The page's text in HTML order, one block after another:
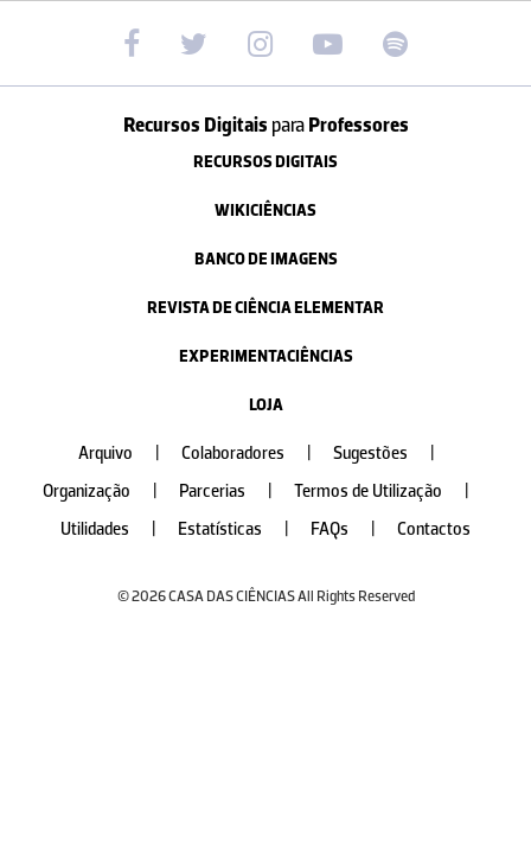
Recursos Digitais paraProfessores
RECURSOS DIGITAIS
WIKICIÊNCIAS
BANCO DE IMAGENS
REVISTA DE CIÊNCIA ELEMENTAR
EXPERIMENTACIÊNCIAS
LOJA
Arquivo Colaboradores Sugestões
Organização
Parcerias Termos de Utilização
Utilidades
Estatísticas FAQs Contactos
© 2026 CASA DAS CIÊNCIAS All Rights Reserved